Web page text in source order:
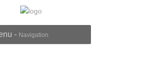
- Navigation